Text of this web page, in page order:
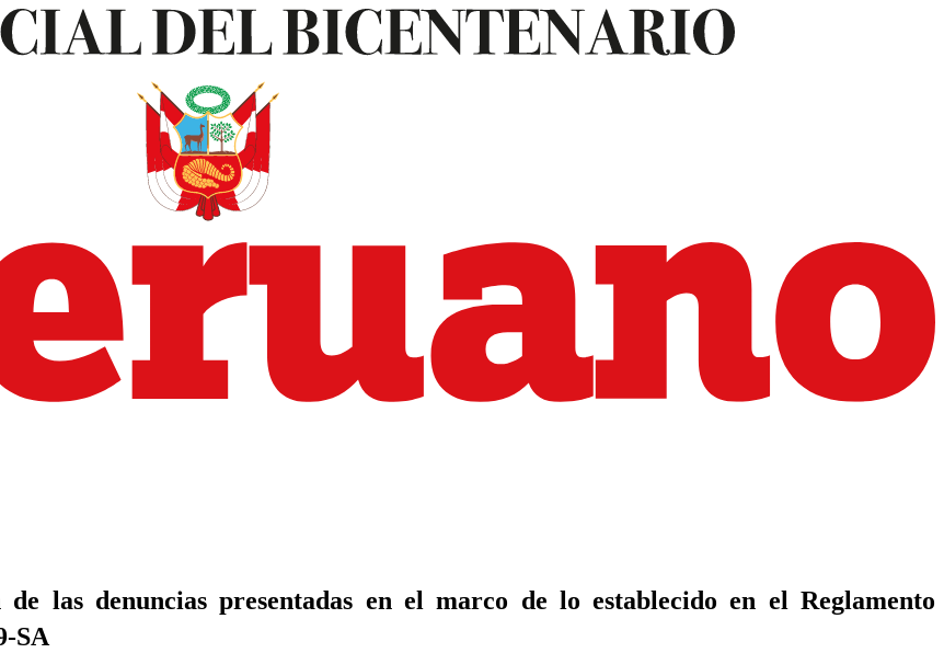
las denuncias presentadas en el marco de lo establecido en el Reglamento
SA